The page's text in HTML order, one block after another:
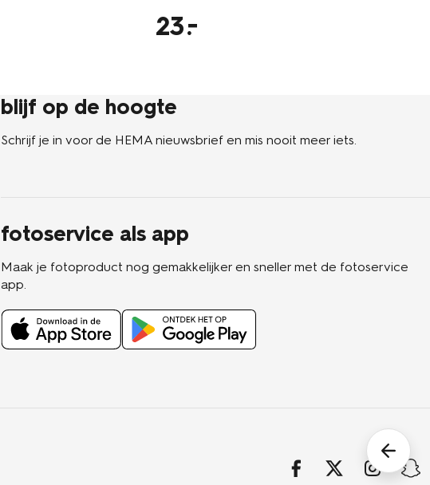
23
blijf op de hoogte
Schrijf je in voor de HEMA nieuwsbrief en mis nooit meer iets.
fotoservice als app
Maak je fotoproduct nog gemakkelijker en sneller met de fotoservice
app.